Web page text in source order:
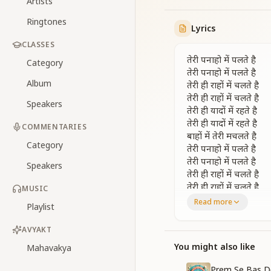
Ringtones
CLASSES
Category
Album
Speakers
COMMENTARIES
Category
Speakers
MUSIC
Playlist
AVYAKT
Mahavakya
Lyrics
तेरी पनाहो में पलते है
तेरी पनाहो में पलते है
तेरी ही राहों में चलते है
तेरी ही राहों में चलते है
तेरी ही यादों में रहते है
तेरी ही यादों में रहते है
बाहों में तेरी मचलते है
तेरी पनाहो में पलते है
तेरी पनाहो में पलते है
तेरी ही राहों में चलते है
तेरी ही राहों में चलते है
इन आंखों की गुफ्तगु
मिलन का सुख बड़ा
पाए बेहद है तुमसे
Read more
You might also like